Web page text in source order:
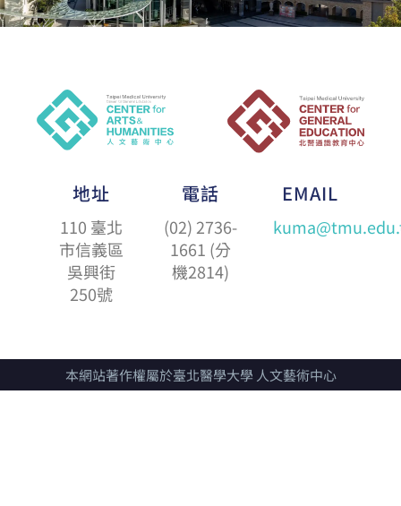
地址
110 臺北
市信義區
吳興街
250號
電話
(02) 2736-
1661 (分
機2814)
EMAIL
本網站著作權屬於臺北醫學大學 人文藝術中心